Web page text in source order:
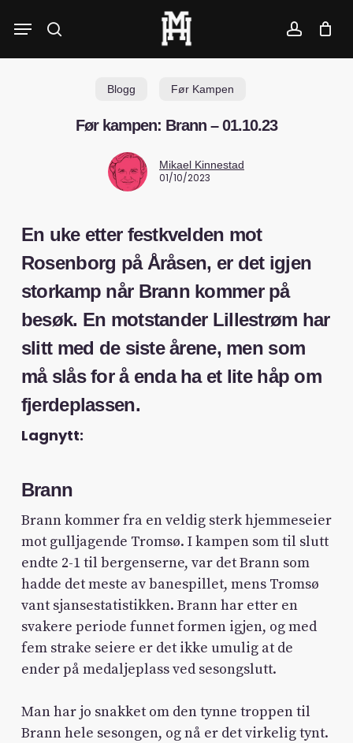
search account
Menu
Blogg Før Kampen
Før kampen: Brann – 01.10.23
Mikael Kinnestad
01/10/2023
En uke etter festkvelden mot
Rosenborg på Åråsen, er det igjen
storkamp når Brann kommer på
besøk. En motstander Lillestrøm har
slitt med de siste årene, men som
må slås for å enda ha et lite håp om
fjerdeplassen.
Lagnytt:
Brann
Brann kommer fra en veldig sterk hjemmeseier
mot gulljagende Tromsø. I kampen som til slutt
endte 2-1 til bergenserne, var det Brann som
hadde det meste av banespillet, mens Tromsø
vant sjansestatistikken. Brann har etter en
svakere periode funnet formen igjen, og med
fem strake seiere er det ikke umulig at de
ender på medaljeplass ved sesongslutt.
Man har jo snakket om den tynne troppen til
Brann hele sesongen, og nå er det virkelig tynt.